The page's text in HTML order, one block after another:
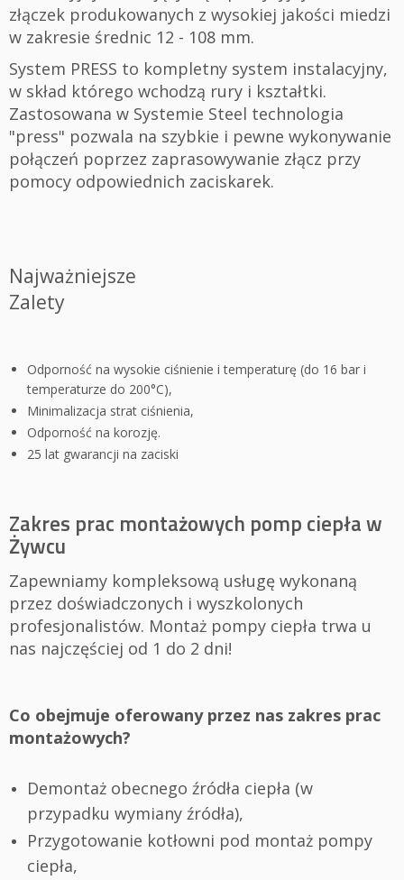
złączek produkowanych z wysokiej jakości miedzi
w zakresie średnic 12 - 108 mm.
System PRESS to kompletny system instalacyjny,
w skład którego wchodzą rury i kształtki.
Zastosowana w Systemie Steel technologia
"press" pozwala na szybkie i pewne wykonywanie
połączeń poprzez zaprasowywanie złącz przy
pomocy odpowiednich zaciskarek.
Najważniejsze
Zalety
Odporność na wysokie ciśnienie i temperaturę (do 16 bar i
temperaturze do 200°C),
Minimalizacja strat ciśnienia,
Odporność na korozję.
25 lat gwarancji na zaciski
Zakres prac montażowych pomp ciepła w
Żywcu
Zapewniamy kompleksową usługę wykonaną
przez doświadczonych i wyszkolonych
profesjonalistów. Montaż pompy ciepła trwa u
nas najczęściej od 1 do 2 dni!
Co obejmuje oferowany przez nas zakres prac
montażowych?
Demontaż obecnego źródła ciepła (w
przypadku wymiany źródła),
Przygotowanie kotłowni pod montaż pompy
ciepła,